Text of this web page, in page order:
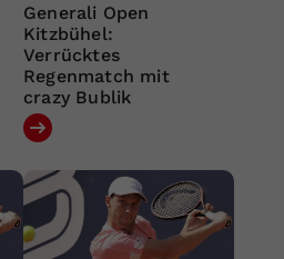
Generali Open
Kitzbühel:
Verrücktes
Regenmatch mit
crazy Bublik